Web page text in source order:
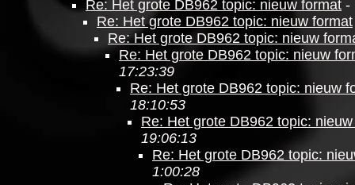
Re: Het grote DB962 topic: nieuw format -
Re: Het grote DB962 topic: nieuw format
Re: Het grote DB962 topic: nieuw
Re: Het grote DB962 topic: nieuw
17:23:39
Re: Het grote DB962 topic: nieuw
18:10:53
Re: Het grote DB962 topic:
19:06:13
Re: Het grote DB962 topic:
1:00:28